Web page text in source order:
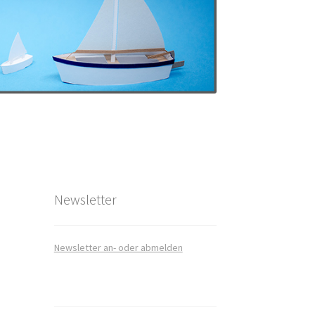
Newsletter
Newsletter an- oder abmelden